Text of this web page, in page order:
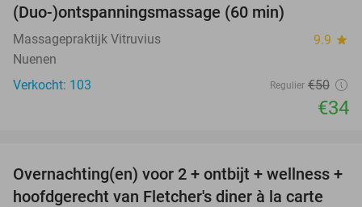
(Duo-)ontspanningsmassage (60 min)
Massagepraktijk Vitruvius 9.9 star
Nuenen
Verkocht: 103
Regulier €50
€34
21%
Overnachting(en) voor 2 + ontbijt + wellness +
hoofdgerecht van Fletcher's diner à la carte